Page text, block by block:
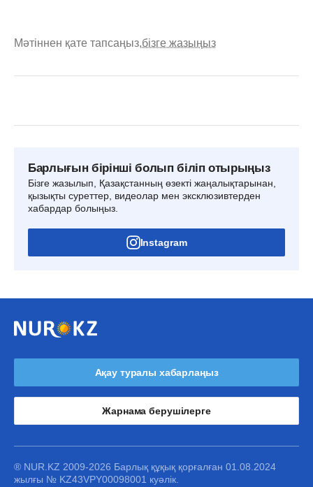
Мәтіннен қате тапсаңыз,бізге жазыңыз
Барлығын бірінші болып біліп отырыңыз
Бізге жазылып, Қазақстанның өзекті жаңалықтарынан,
қызықты суреттер, видеолар мен эксклюзивтерден
хабардар болыңыз.
Instagram
Ақау туралы хабарлаңыз
Жарнама берушілерге
® NUR.KZ 2009-2026 Барлық құқық қорғалған 01.08.2024
жылғы № KZ43VPY00098001 куәлік.